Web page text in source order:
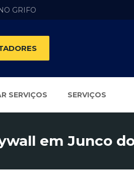
GRIFO
SERVIÇOS SERVIÇOS
em Junco